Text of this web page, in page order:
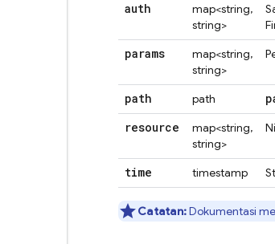
auth
map<string,
string>
params
map<string,
string>
path path
resource
map<string,
string>
time timestamp
Catatan:Dokumentasi